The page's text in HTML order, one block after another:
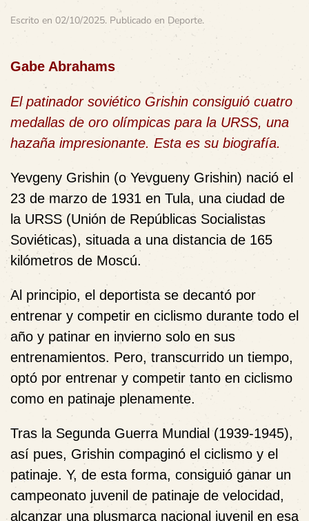
Escrito en 02/10/2025. Publicado en Deporte.
Gabe Abrahams
El patinador soviético Grishin consiguió cuatro
medallas de oro olímpicas para la URSS, una
hazaña impresionante. Esta es su biografía.
Yevgeny Grishin (o Yevgueny Grishin) nació el
23 de marzo de 1931 en Tula, una ciudad de
la URSS (Unión de Repúblicas Socialistas
Soviéticas), situada a una distancia de 165
kilómetros de Moscú.
Al principio, el deportista se decantó por
entrenar y competir en ciclismo durante todo el
año y patinar en invierno solo en sus
entrenamientos. Pero, transcurrido un tiempo,
optó por entrenar y competir tanto en ciclismo
como en patinaje plenamente.
Tras la Segunda Guerra Mundial (1939-1945),
así pues, Grishin compaginó el ciclismo y el
patinaje. Y, de esta forma, consiguió ganar un
campeonato juvenil de patinaje de velocidad,
alcanzar una plusmarca nacional juvenil en esa